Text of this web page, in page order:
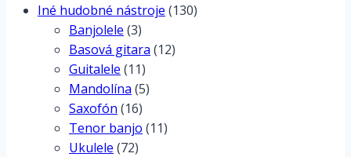
Iné hudobné nástroje (130)
Banjolele (3)
Basová gitara (12)
Guitalele (11)
Mandolína (5)
Saxofón (16)
Tenor banjo (11)
Ukulele (72)